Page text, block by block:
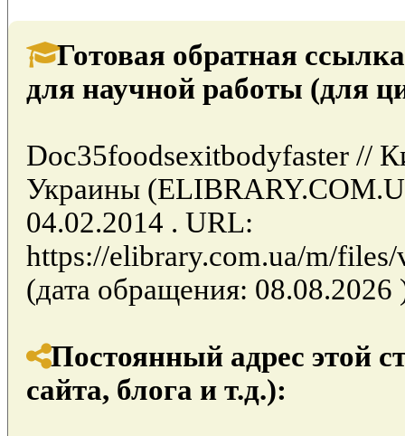
Готовая обратная
для научной работы (для
Doc35foodsexitbodyfaster //
Украины
04.02.2014 . URL:
https://elibrary.com.ua/m/
(дата обращения: 08.08.2026
Постоянный адрес этой
сайта, блога и т.д.):